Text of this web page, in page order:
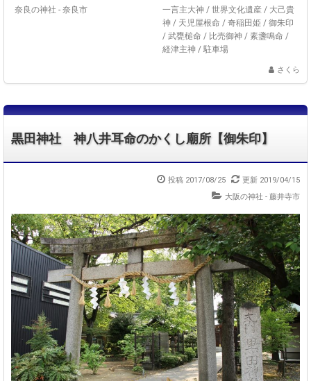
奈良の神社 - 奈良市 一言主大神 / 世界文化遺産 / 大己貴
神 / 天児屋根命 / 奇稲田姫 / 御朱印
/ 武甕槌命 / 比売御神 / 素盞鳴命 /
経津主神 / 駐車場
さくら
黒田神社 神八井耳命のかくし廟所【御朱印】
投稿 2017/08/25
更新 2019/04/15
大阪の神社 - 藤井寺市